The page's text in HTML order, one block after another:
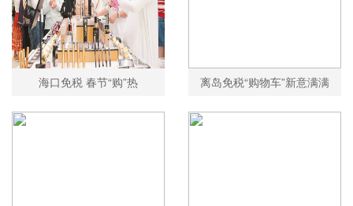
海口免税 春节“购”热 离岛免税“购物车”新意满满